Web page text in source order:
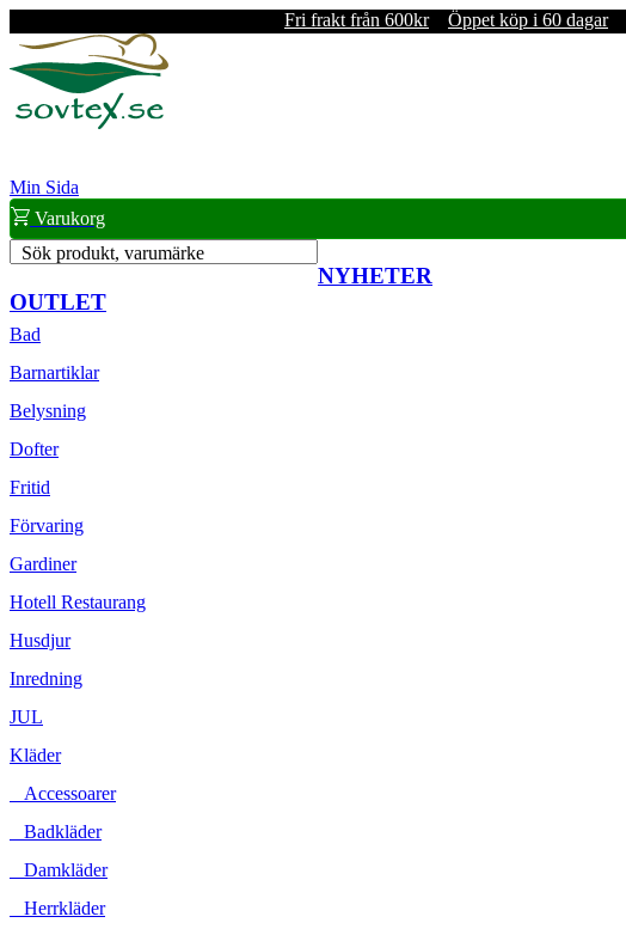
Fri frakt från 600kr Öppet köp i 60 dagar
Min Sida
Varukorg
Sök produkt, varumärke
NYHETER
OUTLET
Bad
Barnartiklar
Belysning
Dofter
Fritid
Förvaring
Gardiner
Hotell Restaurang
Husdjur
Inredning
JUL
Kläder
Accessoarer
Badkläder
Damkläder
Herrkläder